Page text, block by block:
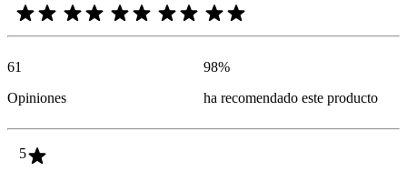
61
Opiniones
98%
ha recomendado este producto
5